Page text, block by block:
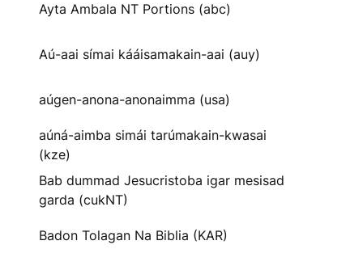
Ayta Ambala NT Portions (abc)
Aú-aai símai kááisamakain-aai (auy)
aúgen-anona-anonaimma (usa)
aúná-aimba simái tarúmakain-kwasai
(kze)
Bab dummad Jesucristoba igar mesisad
garda (cukNT)
Badon Tolagan Na Biblia (KAR)